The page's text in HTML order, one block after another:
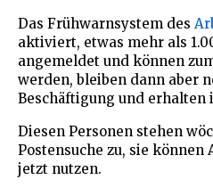
Das Frühwarnsystem des
aktiviert, etwas mehr als
angemeldet und können
werden, bleiben dann aber
Beschäftigung und erhalten
Diesen Personen stehen
Postensuche zu, sie können
jetzt nutzen.